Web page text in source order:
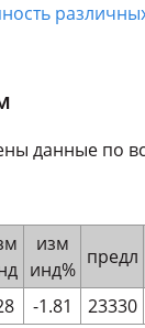
данные по
изм
инд%
предл
-1.81 23330